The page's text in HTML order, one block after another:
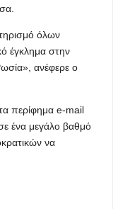
όλων
έγκλημα στην
ανέφερε ο
περίφημα e-mail
ένα μεγάλο βαθμό
να